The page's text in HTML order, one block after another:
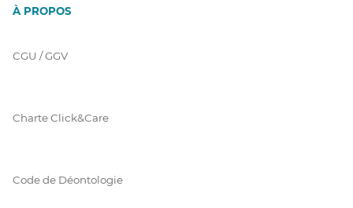
À PROPOS
CGU / GGV
Charte Click&Care
Code de Déontologie